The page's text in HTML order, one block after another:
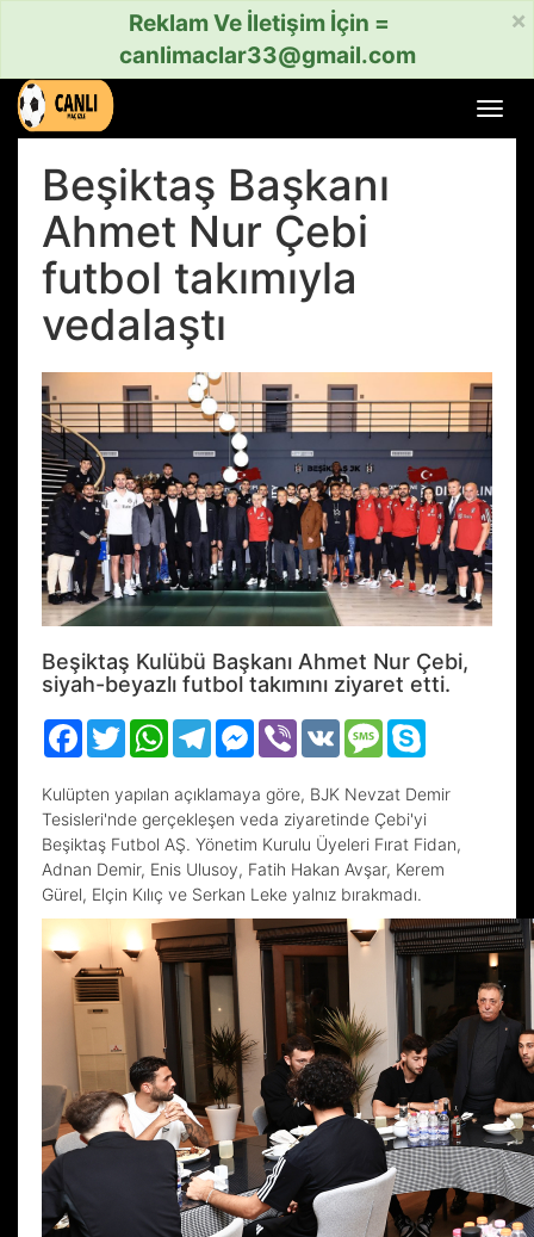
×
Reklam Ve İletişim İçin =
canlimaclar33@gmail.com
aç
Beşiktaş Başkanı
Ahmet Nur Çebi
futbol takımıyla
vedalaştı
Beşiktaş Kulübü Başkanı Ahmet Nur Çebi,
siyah-beyazlı futbol takımını ziyaret etti.
Facebook
TwitterWhatsAppTelegramMessenger
Viber VK Message
Kulüpten yapılan açıklamaya göre, BJK Nevzat Demir
Tesisleri'nde gerçekleşen veda ziyaretinde Çebi'yi
Beşiktaş Futbol AŞ. Yönetim Kurulu Üyeleri Fırat Fidan,
Adnan Demir, Enis Ulusoy, Fatih Hakan Avşar, Kerem
Gürel, Elçin Kılıç ve Serkan Leke yalnız bırakmadı.